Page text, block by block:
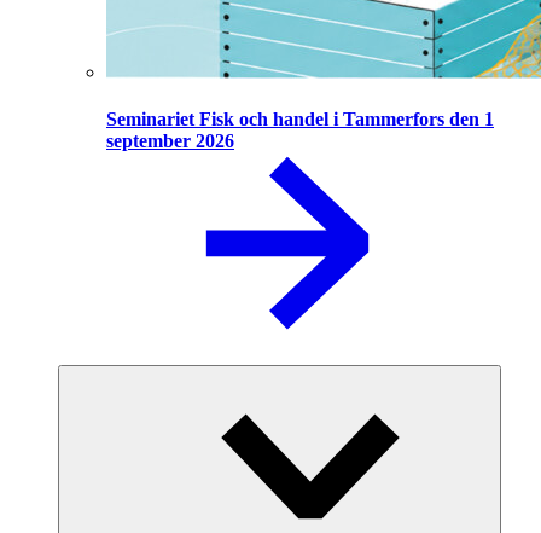
Seminariet Fisk och handel i Tammerfors den 1
september 2026